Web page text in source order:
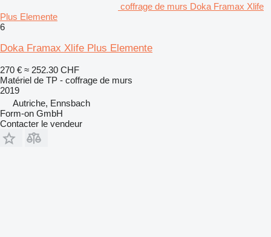
coffrage de murs Doka Framax Xlife
Plus Elemente
6
Doka Framax Xlife Plus Elemente
270 € ≈ 252.30 CHF
Matériel de TP - coffrage de murs
2019
Autriche, Ennsbach
Form-on GmbH
Contacter le vendeur